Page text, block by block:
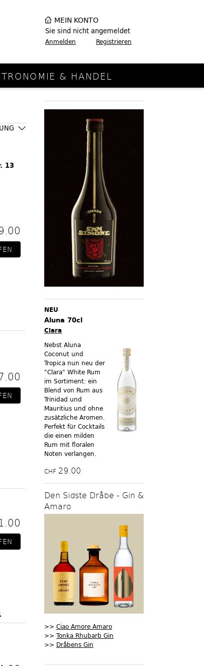
MEIN KONTO
Sie sind nicht angemeldet
Anmelden Registrieren
& HANDEL
13
NEU
Aluna 70cl
Clara
Nebst Aluna
Coconut und
Tropica nun neu der
"Clara" White Rum
im Sortiment: ein
Blend von Rum aus
Trinidad und
Mauritius und ohne
zusätzliche Aromen.
Perfekt für Cocktails
die einen milden
Rum mit floralen
Noten verlangen.
CHF 29.00
Den Sidste Dråbe - Gin &
Amaro
>> Ciao Amore Amaro
>> Tonka Rhubarb Gin
>> Dråbens Gin